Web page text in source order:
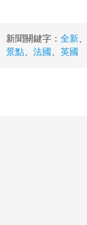
新聞關鍵字： 全新
景點
法國 英國